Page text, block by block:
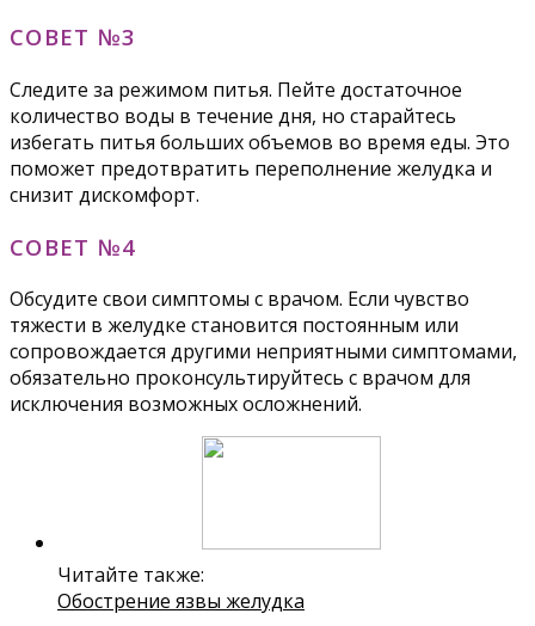
СОВЕТ №3
Следите за режимом питья. Пейте достаточное
количество воды в течение дня, но старайтесь
избегать питья больших объемов во время еды. Это
поможет предотвратить переполнение желудка и
снизит дискомфорт.
СОВЕТ №4
Обсудите свои симптомы с врачом. Если чувство
тяжести в желудке становится постоянным или
сопровождается другими неприятными симптомами,
обязательно проконсультируйтесь с врачом для
исключения возможных осложнений.
Читайте также:
Обострение язвы желудка